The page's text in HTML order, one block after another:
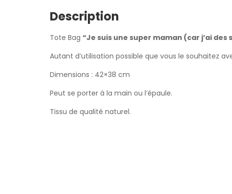
Description
Tote Bag “Je suis une super maman (car j’ai
Autant d’utilisation possible que vous le souhaitez
Dimensions : 42×38 cm
Peut se porter à la main ou l’épaule.
Tissu de qualité naturel.